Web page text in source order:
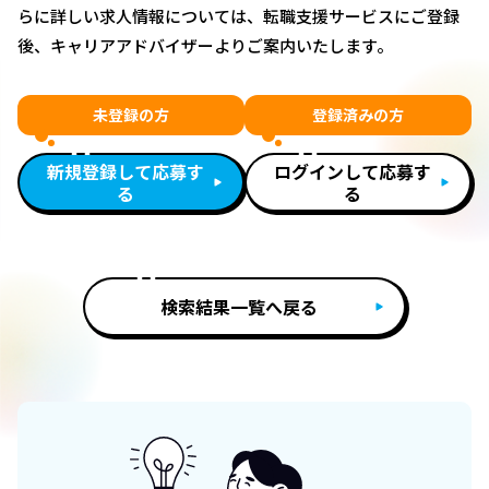
らに詳しい求人情報については、転職支援サービスにご登録
後、キャリアアドバイザーよりご案内いたします。
未登録の方
新規登録して応募す
る
登録済みの方
ログインして応募す
る
検索結果一覧へ戻る